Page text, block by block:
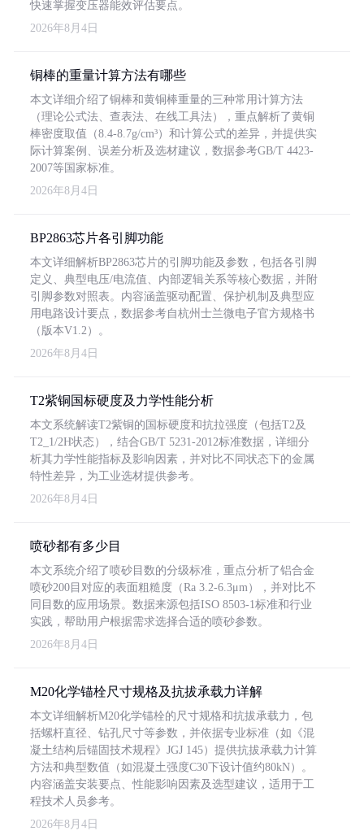
快速掌握变压器能效评估要点。
2026年8月4日
铜棒的重量计算方法有哪些
本文详细介绍了铜棒和黄铜棒重量的三种常用计算方法
（理论公式法、查表法、在线工具法），重点解析了黄铜
棒密度取值（8.4-8.7g/cm³）和计算公式的差异，并提供实
际计算案例、误差分析及选材建议，数据参考GB/T 4423-
2007等国家标准。
2026年8月4日
BP2863芯片各引脚功能
本文详细解析BP2863芯片的引脚功能及参数，包括各引脚
定义、典型电压/电流值、内部逻辑关系等核心数据，并附
引脚参数对照表。内容涵盖驱动配置、保护机制及典型应
用电路设计要点，数据参考自杭州士兰微电子官方规格书
（版本V1.2）。
2026年8月4日
T2紫铜国标硬度及力学性能分析
本文系统解读T2紫铜的国标硬度和抗拉强度（包括T2及
T2_1/2H状态），结合GB/T 5231-2012标准数据，详细分
析其力学性能指标及影响因素，并对比不同状态下的金属
特性差异，为工业选材提供参考。
2026年8月4日
喷砂都有多少目
本文系统介绍了喷砂目数的分级标准，重点分析了铝合金
喷砂200目对应的表面粗糙度（Ra 3.2-6.3μm），并对比不
同目数的应用场景。数据来源包括ISO 8503-1标准和行业
实践，帮助用户根据需求选择合适的喷砂参数。
2026年8月4日
M20化学锚栓尺寸规格及抗拔承载力详解
本文详细解析M20化学锚栓的尺寸规格和抗拔承载力，包
括螺杆直径、钻孔尺寸等参数，并依据专业标准（如《混
凝土结构后锚固技术规程》JGJ 145）提供抗拔承载力计算
方法和典型数值（如混凝土强度C30下设计值约80kN）。
内容涵盖安装要点、性能影响因素及选型建议，适用于工
程技术人员参考。
2026年8月4日